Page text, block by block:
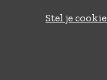
Stel je